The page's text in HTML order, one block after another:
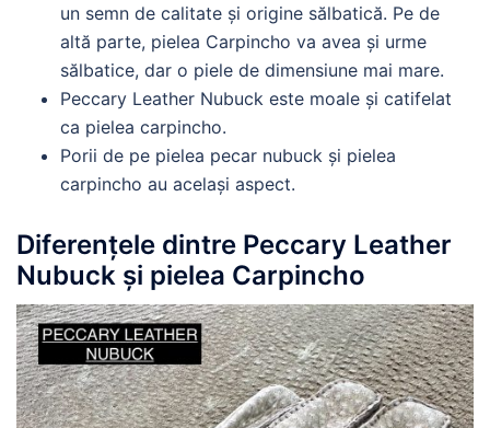
un semn de calitate și origine sălbatică. Pe de
altă parte, pielea Carpincho va avea și urme
sălbatice, dar o piele de dimensiune mai mare.
Peccary Leather Nubuck este moale și catifelat
ca pielea carpincho.
Porii de pe pielea pecar nubuck și pielea
carpincho au același aspect.
Diferențele dintre Peccary Leather
Nubuck și pielea Carpincho